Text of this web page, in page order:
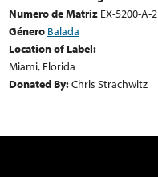
Numero de Matriz EX-5200-A-2
Género Balada
Location of Label:
Miami, Florida
Donated By:Chris Strachwitz